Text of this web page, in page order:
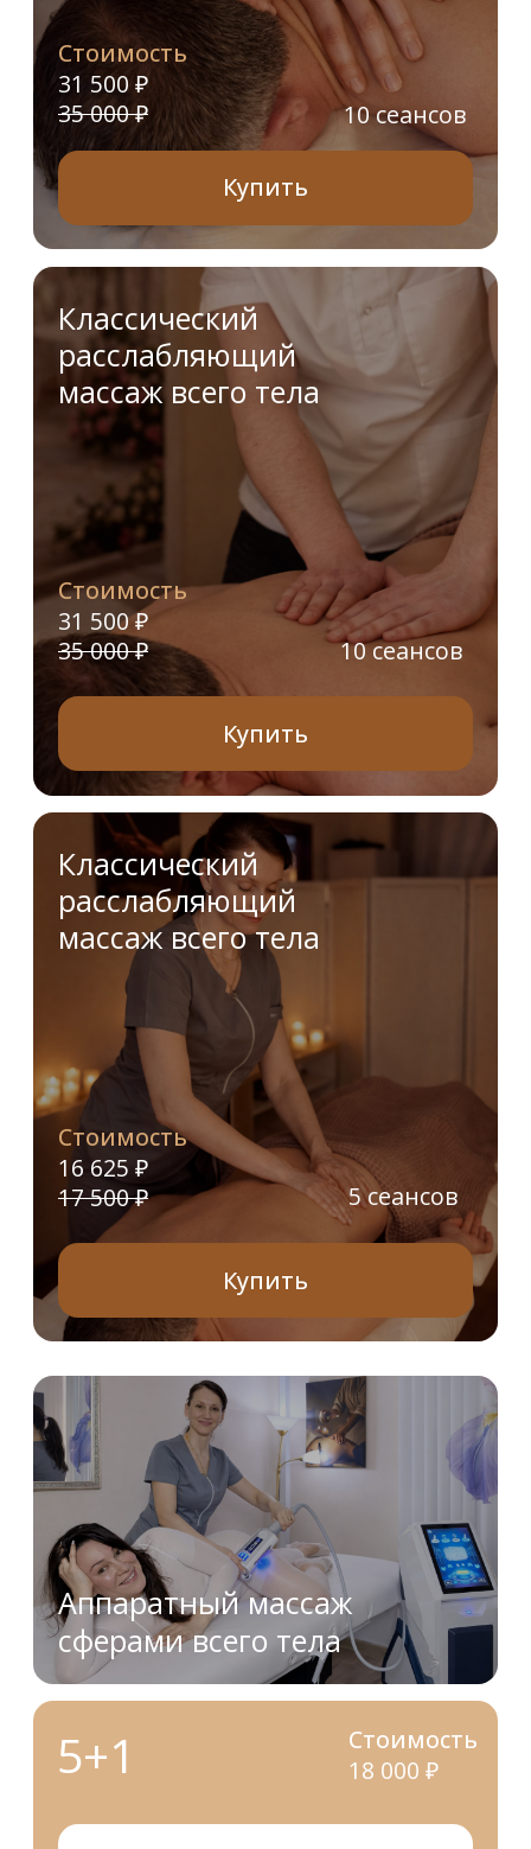
Аппаратный массаж
сферами всего тела
Купить
Стоимость
18 000 ₽
5+1
28 800 ₽
8+2
Купить
Стоимость
16 625 ₽
17 500 ₽
Телесно-ориентированная
терапия : восстановление тела
и внутреннего спокойствия
Польза телесно-ориентированной терапии
Результат замечен сразу после 1 сеанса.
Снижение тревоги и депрессии: 80%
клиентов отмечают улучшение настроения
(по данным исследований).
Улучшение осанки и гибкости: тело
становится легче и свободнее.
Повышение энергии и либидо:
гармонизация гормонального фона.
Профилактика психосоматических
болезней: мигрени, боли в спине уходят.